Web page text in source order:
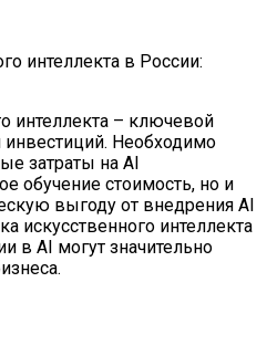
интеллекта – ключевой
Необходимо
затраты на AI
обучение стоимость, но и
выгоду от внедрения AI
искусственного интеллекта
в AI могут значительно